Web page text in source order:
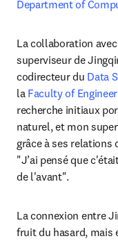
Department of
La collaboration
superviseur de
codirecteur du Data
la Faculty of
recherche initiaux
naturel, et mon
grâce à ses relations
"J’ai pensé que
de l'avant".
La connexion entre
fruit du hasard, mais